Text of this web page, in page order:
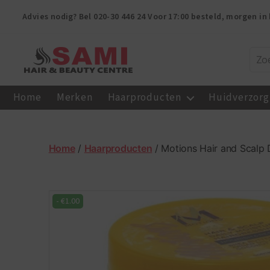
Advies nodig? Bel 020-30 446 24 Voor 17:00 besteld, morgen in
Hair
Centre
Home Merken Haarproducten
Home/ Haarproducten / Motions Hair and Scalp
- €1.00